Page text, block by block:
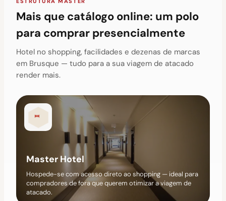
Mais que catálogo online: um polo
para comprar presencialmente
Hotel no shopping, facilidades e dezenas de marcas
em Brusque — tudo para a sua viagem de atacado
render mais.
Master Hotel
Hospede-se com acesso direto ao shopping — ideal para
compradores de fora que querem otimizar a viagem de
atacado.